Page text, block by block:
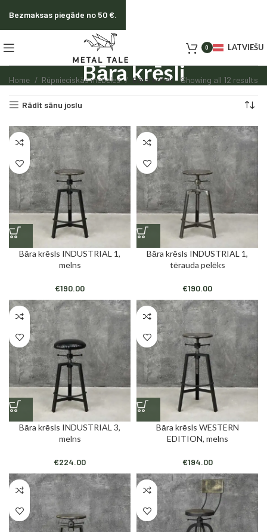
0 LATVIEŠU
Bāra krēsli
Home Rūpnieciskās mēbeles Bāra krēsli Showing all 12 results
Rādīt sānu joslu
Bāra krēsls INDUSTRIAL 1,
melns
€190.00
Bāra krēsls INDUSTRIAL 1,
tērauda pelēks
€190.00
Bāra krēsls INDUSTRIAL 3,
melns
€224.00
Bāra krēsls WESTERN
EDITION, melns
€194.00
Bezmaksas piegāde no 50 €.